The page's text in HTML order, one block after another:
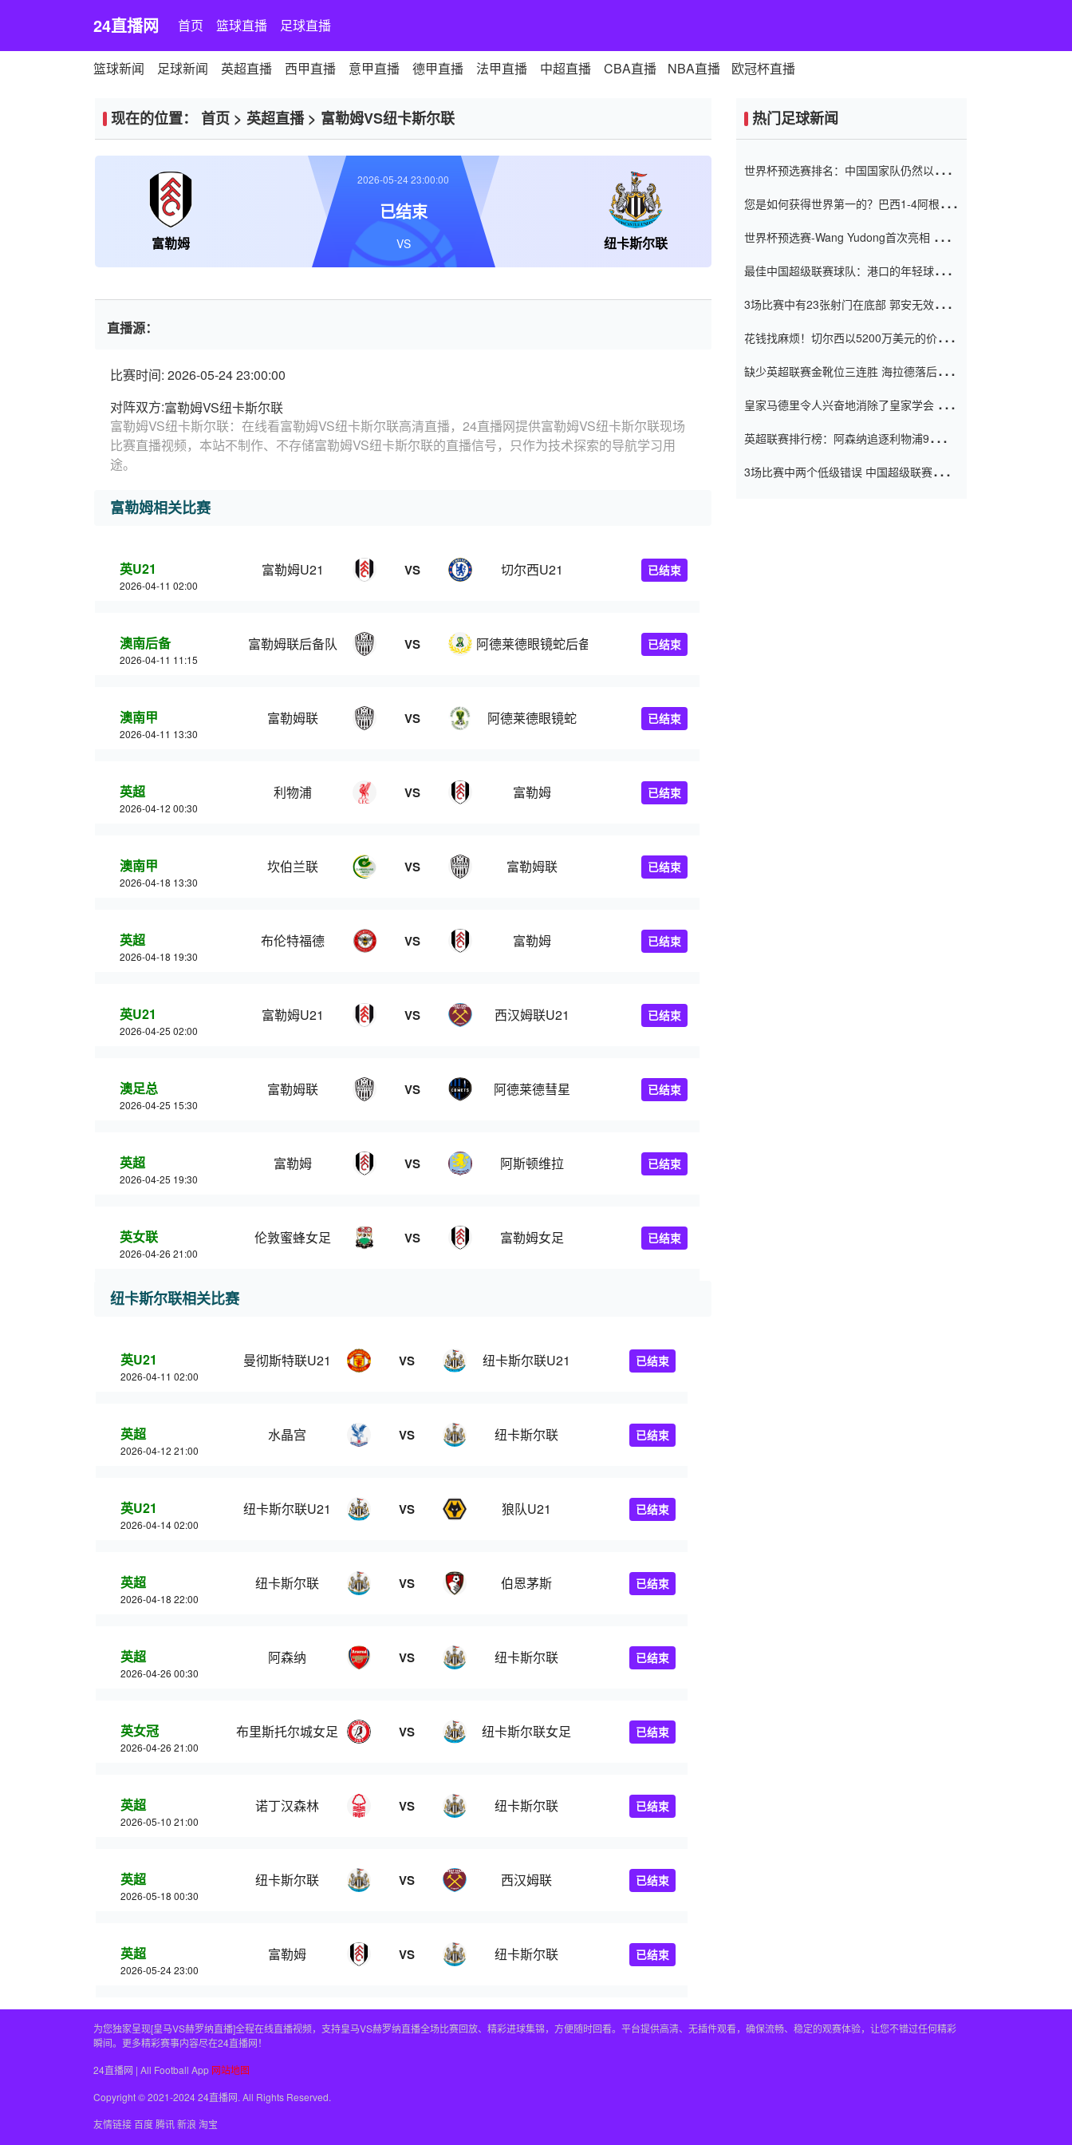
24直播网 首页 篮球直播 足球直播
篮球新闻 足球新闻 英超直播 西甲直播 意甲直播 德甲直播 法甲直播 中超直播 CBA直播 NBA直播 欧冠杯直播
现在的位置： 首页 > 英超直播> 富勒姆VS纽卡斯尔联
富勒姆 纽卡斯尔联
2026-05-24 23:00:00
已结束
VS
直播源：
比赛时间: 2026-05-24 23:00:00
对阵双方:富勒姆VS纽卡斯尔联
富勒姆VS纽卡斯尔联：在线看富勒姆VS纽卡斯尔联高清直播，24直播网提供富勒姆VS纽卡斯尔联现场
比赛直播视频，本站不制作、不存储富勒姆VS纽卡斯尔联的直播信号，只作为技术探索的导航学习用
途。
富勒姆相关比赛
英U21
2026-04-11 02:00
富勒姆U21 VS 切尔西U21 已结束
澳南后备
2026-04-11 11:15
富勒姆联后备队 VS 阿德莱德眼镜蛇后备队 已结束
澳南甲
2026-04-11 13:30
富勒姆联 VS 阿德莱德眼镜蛇 已结束
英超
2026-04-12 00:30
利物浦 VS 富勒姆 已结束
澳南甲
2026-04-18 13:30
坎伯兰联 VS 富勒姆联 已结束
英超
2026-04-18 19:30
布伦特福德 VS 富勒姆 已结束
英U21
2026-04-25 02:00
富勒姆U21 VS 西汉姆联U21 已结束
澳足总
2026-04-25 15:30
富勒姆联 VS 阿德莱德彗星 已结束
英超
2026-04-25 19:30
富勒姆 VS 阿斯顿维拉 已结束
英女联
2026-04-26 21:00
伦敦蜜蜂女足 VS 富勒姆女足 已结束
纽卡斯尔联相关比赛
英U21
2026-04-11 02:00
曼彻斯特联U21 VS 纽卡斯尔联U21 已结束
英超
2026-04-12 21:00
水晶宫 VS 纽卡斯尔联 已结束
英U21
2026-04-14 02:00
纽卡斯尔联U21 VS 狼队U21 已结束
英超
2026-04-18 22:00
纽卡斯尔联 VS 伯恩茅斯 已结束
英超
2026-04-26 00:30
阿森纳 VS 纽卡斯尔联 已结束
英女冠
2026-04-26 21:00
布里斯托尔城女足 VS 纽卡斯尔联女足 已结束
英超
2026-05-10 21:00
诺丁汉森林 VS 纽卡斯尔联 已结束
英超
2026-05-18 00:30
纽卡斯尔联 VS 西汉姆联 已结束
英超
2026-05-24 23:00
富勒姆 VS 纽卡斯尔联 已结束
热门足球新闻
世界杯预选赛排名：中国国家队仍然以6分
您是如何获得世界第一的？巴西1-4阿根
世界杯预选赛-Wang Yudong首次亮相 中国
最佳中国超级联赛球队：港口的年轻球员在
（Taishan）
3场比赛中有23张射门在底部 郭安无效传球
花钱找麻烦！切尔西以5200万美元的价格
窗口
缺少英超联赛金靴位三连胜 海拉德落后6球
皇家马德里令人兴奋地消除了皇家学会 安
英超联赛排行榜：阿森纳追逐利物浦9分 曼
3场比赛中两个低级错误 中国超级联赛的前
为您独家呈现[皇马VS赫罗纳直播]全程在线直播视频，支持皇马VS赫罗纳直播全场比赛回放、精彩进球集锦，方便随时回看。平台提供高清、无插件观看，确保流畅、稳定的观赛体验，让您不错过任何精彩
瞬间。更多精彩赛事内容尽在24直播网！
24直播网 | All Football App 网站地图
Copyright © 2021-2024 24直播网. All Rights Reserved.
友情链接百度腾讯新浪 淘宝